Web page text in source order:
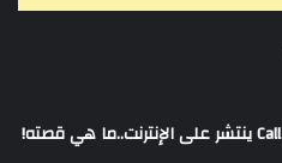
مصطلح Call of Duty: Cold Warriors ينتشر على الإنترنت..ما هي قصته!